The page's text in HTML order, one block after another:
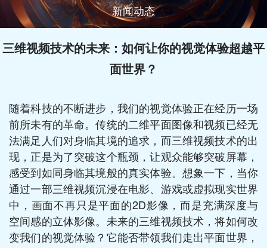
新闻动态
三维视频技术的未来：如何让你的视觉体验超越平
面世界？
随着科技的不断进步，我们的视觉体验正在经历一场
前所未有的革命。传统的二维平面图像和视频已经无
法满足人们对身临其境的追求，而三维视频技术的出
现，正是为了突破这个瓶颈，让观众能够突破屏幕，
感受到如同身临其境般的真实体验。想象一下，当你
通过一部三维视频沉浸在电影、游戏或虚拟现实世界
中，画面不再只是平面的2D影像，而是充满深度与
空间感的立体影像。未来的三维视频技术，将如何改
变我们的视觉体验？它能否带领我们走出平面世界，